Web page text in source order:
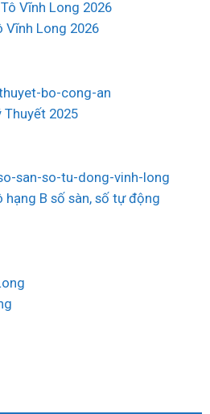
Vĩnh Long 2026
Thuyết 2025
hạng B số sàn, số tự động